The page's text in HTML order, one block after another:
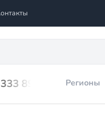
899 Регионы